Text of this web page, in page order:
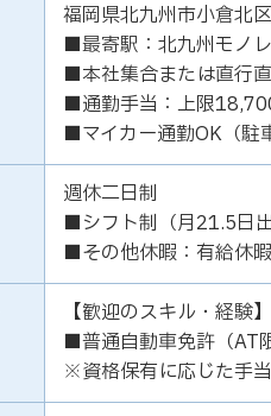
福岡県北九州市小倉北区
■最寄駅：北九州モノ
■本社集合または直行
■通勤手当：上限
■マイカー通勤OK（駐
週休二日制
■シフト制（月21.5日出
■その他休暇：有給休
【歓迎のスキル・経験】
■普通自動車免許（AT
※資格保有に応じた手